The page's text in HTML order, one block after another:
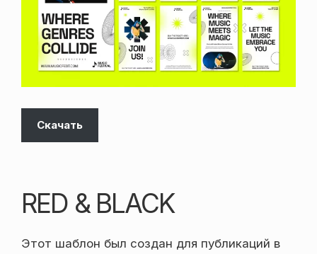
Скачать
RED & BLACK
Этот шаблон был создан для публикаций в